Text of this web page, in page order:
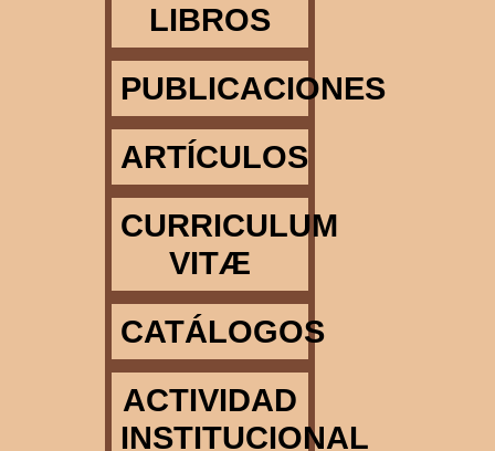
LIBROS
PUBLICACIONES
ARTÍCULOS
CURRICULUM
VITÆ
CATÁLOGOS
ACTIVIDAD
INSTITUCIONAL